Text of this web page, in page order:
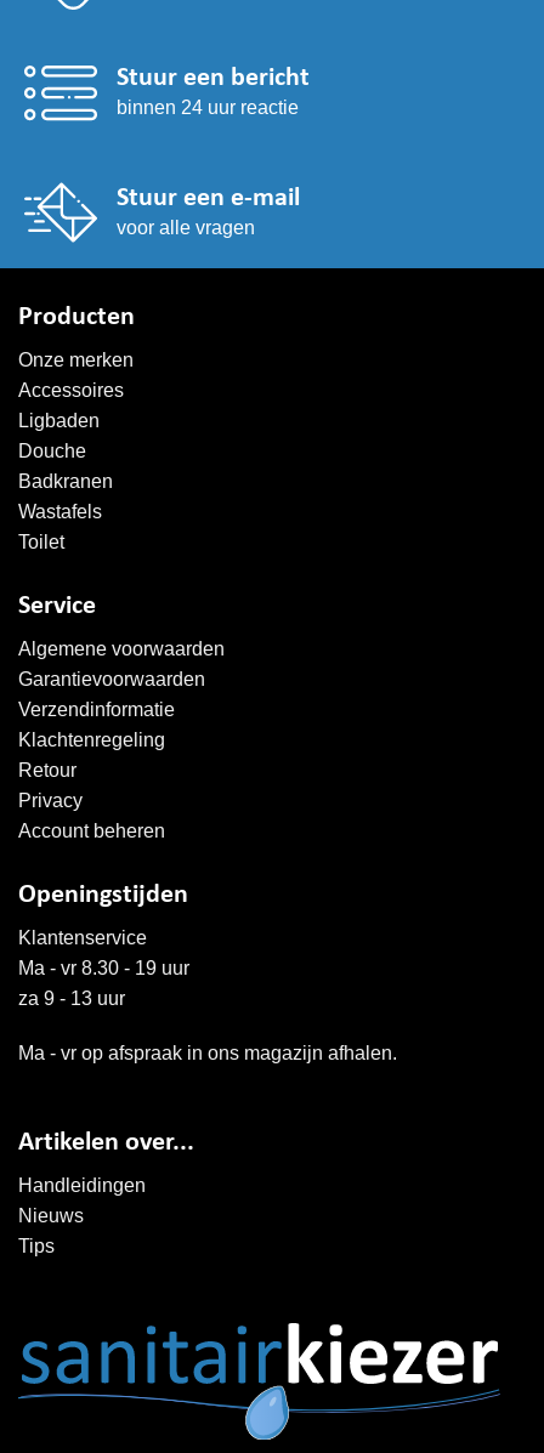
Stuur een bericht
binnen 24 uur reactie
Stuur een e-mail
voor alle vragen
Producten
Onze merken
Accessoires
Ligbaden
Douche
Badkranen
Wastafels
Toilet
Service
Algemene voorwaarden
Garantievoorwaarden
Verzendinformatie
Klachtenregeling
Retour
Privacy
Account beheren
Openingstijden
Klantenservice
Ma - vr 8.30 - 19 uur
za 9 - 13 uur
Ma - vr op afspraak in ons magazijn afhalen.
Artikelen over...
Handleidingen
Nieuws
Tips